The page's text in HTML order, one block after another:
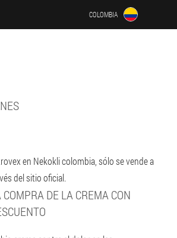
COLOMBIA
en Nekokli colombia, sólo se vende a
del sitio oficial.
COMPRA DE LA CREMA CON